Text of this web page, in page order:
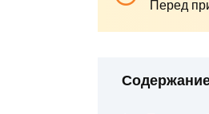
Перед